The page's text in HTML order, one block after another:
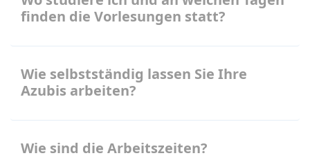
finden die Vorlesungen statt?
Wie selbstständig lassen Sie Ihre
Azubis arbeiten?
Wie sind die Arbeitszeiten?